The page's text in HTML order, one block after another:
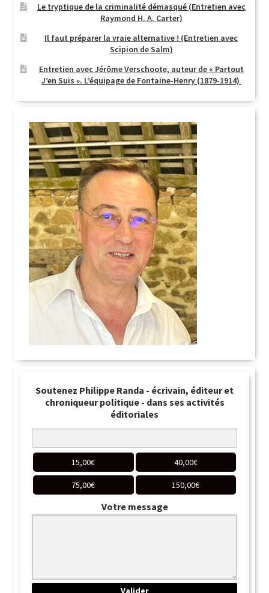
Le tryptique de la criminalité démasqué (Entretien avec
Raymond H. A. Carter)
Il faut préparer la vraie alternative ! (Entretien avec
Scipion de Salm)
Entretien avec Jérôme Verschoote, auteur de « Partout
J’en Suis ». L’équipage de Fontaine-Henry (1879-1914)
Soutenez Philippe Randa - écrivain, éditeur et
chroniqueur politique - dans ses activités
éditoriales
15,00€ 40,00€
75,00€ 150,00€
Votre message